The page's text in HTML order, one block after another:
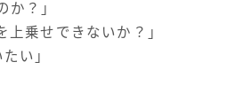
か？」
上乗せできないか？」
い」